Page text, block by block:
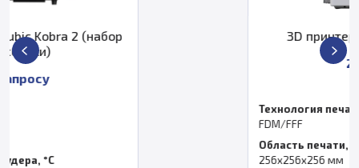
3D принтер Bambu Lab A1 EU